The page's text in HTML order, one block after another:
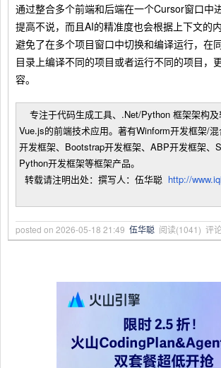
通过整合多个前端和后端在一个Cursor窗口中
提高不说，而且AI的精准度也会根据上下文的
避免了在多个项目窗口中切换和编译运行，在
目录上编译不同的项目或者运行不同的项目，
容。
专注于代码生成工具、.Net/Python 框架架构
Vue.js的前端技术应用。著有Winform开发框架/
开发框架、Bootstrap开发框架、ABP开发框架、
Python开发框架等框架产品。
转载请注明出处：撰写人：伍华聪 http://
posted on 2026-05-18 21:49 伍华聪 阅读(1041) 评